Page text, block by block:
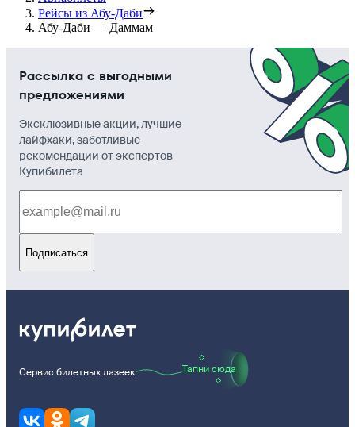
Рейсы из Абу-Даби
Абу-Даби — Даммам
Рассылка с выгодными
предложениями
Эксклюзивные акции, лучшие
лайфхаки, заботливые
рекомендации от экспертов
Купибилета
Подписаться
Сервис билетных лазеек Тапни сюда